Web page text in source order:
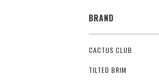
BRAND
CACTUS CLUB
TILTED BRIM